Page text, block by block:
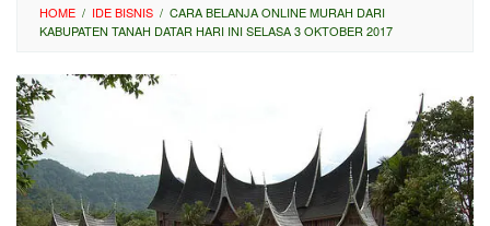
HOME / IDE BISNIS / CARA BELANJA ONLINE MURAH DARI
KABUPATEN TANAH DATAR HARI INI SELASA 3 OKTOBER 2017